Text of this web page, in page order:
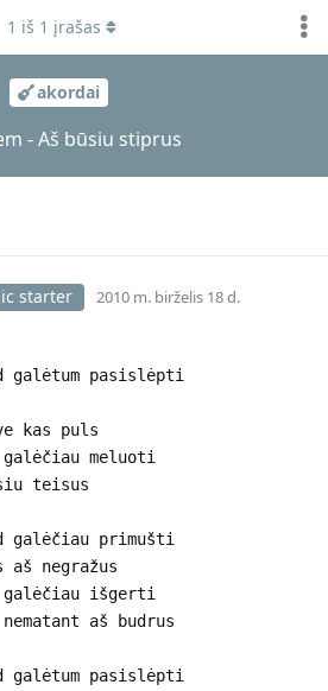
akordai
- Aš būsiu stiprus
1 iš 1 įrašas
starter 2010 m. birželis 18 d.
galėtum pasislėpti
kas puls
meluoti
teisus
galėčiau primušti
aš negražus
galėčiau išgerti
aš budrus
galėtum pasislėpti